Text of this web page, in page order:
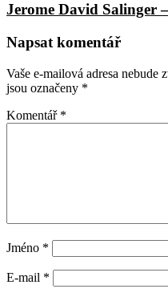
Jerome David Salinger
Napsat komentář
Vaše e-mailová adresa nebude
jsou označeny *
Komentář *
Jméno *
E-mail *